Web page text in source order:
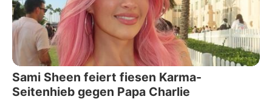
Sami Sheen feiert fiesen Karma-
Seitenhieb gegen Papa Charlie